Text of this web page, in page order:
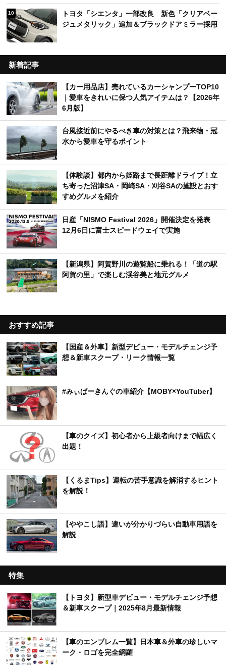
10
トヨタ「シエンタ」一部改良 新色「クリアベー
ジュメタリック」追加＆ブラックドアミラー採用
新着記事
【カー用品店】売れているカーシャンプーTOP10
｜愛車をきれいに保つ人気アイテムは？【2026年
6月版】
台風接近前にやるべき車の対策とは？飛来物・冠
水から愛車を守るポイント
【体験談】都内から姫路まで長距離ドライブ！立
ち寄った沼津SA・岡崎SA・刈谷SAの施設とおす
すめグルメを紹介
日産「NISMO Festival 2026」開催決定を発表
12月6日に富士スピードウェイで実施
【新潟県】阿賀野川の遊覧船に乗れる！「道の駅
阿賀の里」で楽しむ渓谷美と地元グルメ
おすすめ記事
【国産＆外車】新型デビュー・モデルチェンジ予
想＆新車スクープ・リーク情報一覧
#みぃぱーきんぐの車紹介【MOBY×YouTuber】
【車のクイズ】初心者から上級者向けまで幅広く
出題！
【くるまTips】運転の苦手意識を解消するヒント
を解説！
【ややこし語】違いが分かりづらい自動車用語を
解説
特集
【トヨタ】新型車デビュー・モデルチェンジ予想
＆新車スクープ｜2025年8月最新情報
【車のエンブレム一覧】日本車＆外車の珍しいマ
ーク・ロゴを完全網羅